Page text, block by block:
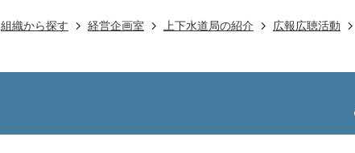
組織から探す 経営企画室 上下水道局の紹介 広報広聴活動